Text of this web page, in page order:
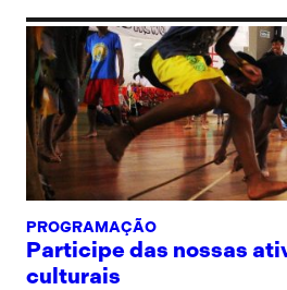
PROGRAMAÇÃO
Participe das nossas
culturais